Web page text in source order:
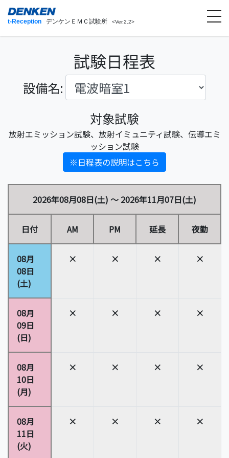
t-Reception デンケンＥＭＣ試験所 <Ver.2.2>
試験日程表
設備名:
対象試験
放射エミッション試験、放射イミュニティ試験、伝導エミ
ッション試験
※日程表の説明はこちら
2026年08月08日(土) ～ 2026年11月07日(土)
日付 AM PM 延長 夜勤
08月
08日
(土)
× × × ×
08月
09日
(日)
× × × ×
08月
10日
(月)
× × × ×
08月
11日
(火)
× × × ×